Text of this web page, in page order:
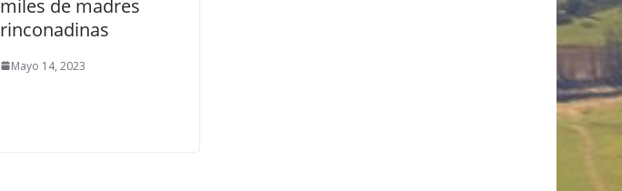
miles de madres
rinconadinas
Mayo 14, 2023